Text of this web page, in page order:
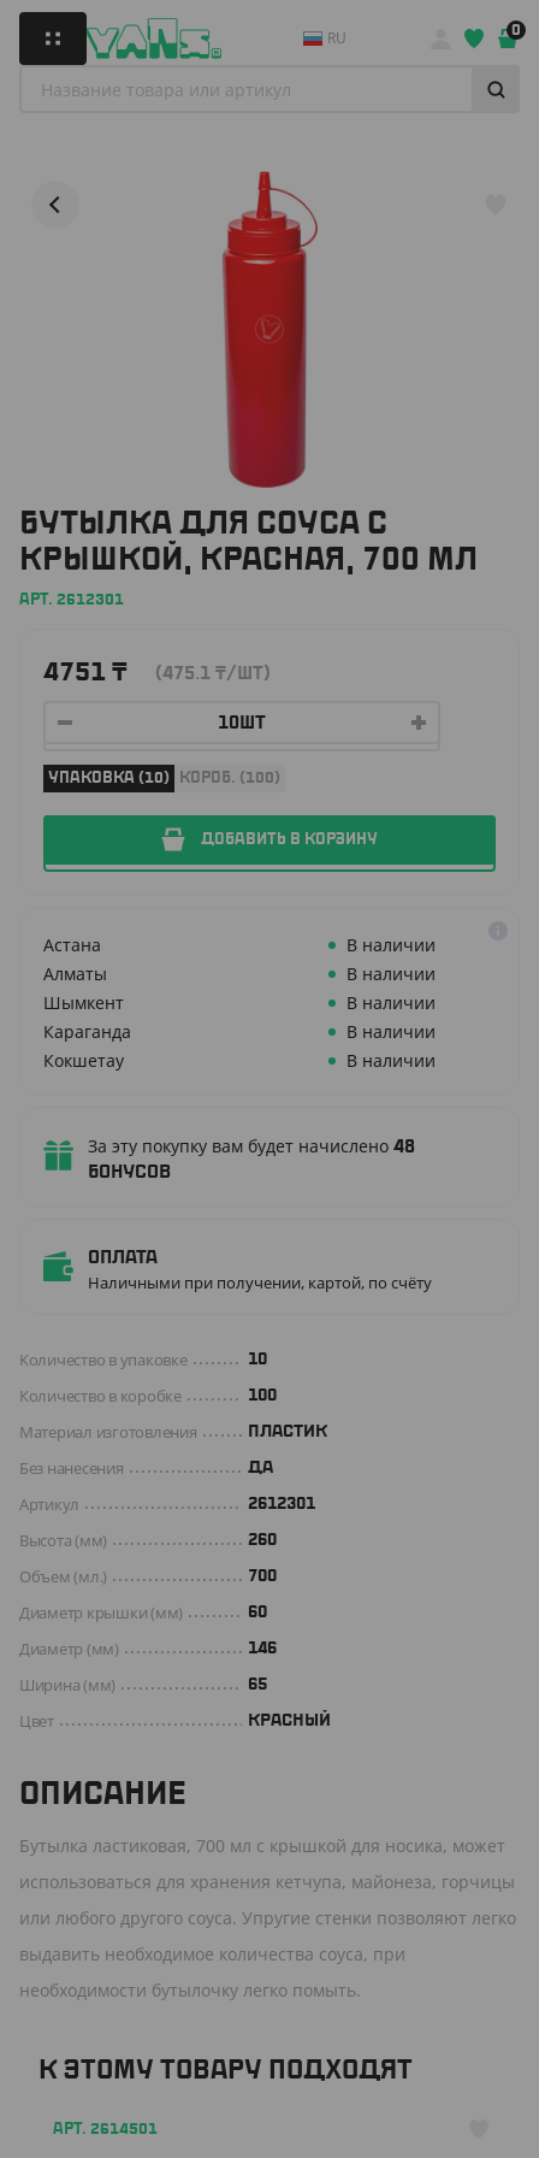
RU 0
БУТЫЛКА ДЛЯ СОУСА С
КРЫШКОЙ, КРАСНАЯ, 700 МЛ
АРТ. 2612301
4751 ₸ (475.1 ₸/ШТ)
УПАКОВКА (10) КОРОБ. (100)
ДОБАВИТЬ В КОРЗИНУ
Астана
В наличии
Алматы
В наличии
Шымкент
В наличии
Караганда
В наличии
Кокшетау
В наличии
За эту покупку вам будет начислено 48
бонусов
Оплата
Наличными при получении, картой, по счёту
Количество в упаковке 10
Количество в коробке 100
Материал изготовления ПЛАСТИК
Без нанесения ДА
Артикул 2612301
Высота (мм) 260
Объем (мл.) 700
Диаметр крышки (мм) 60
Диаметр (мм) 146
Ширина (мм) 65
Цвет КРАСНЫЙ
ОПИСАНИЕ
Бутылка ластиковая, 700 мл с крышкой для носика, может
использоваться для хранения кетчупа, майонеза, горчицы
или любого другого соуса. Упругие стенки позволяют легко
выдавить необходимое количества соуса, при
необходимости бутылочку легко помыть.
К ЭТОМУ ТОВАРУ ПОДХОДЯТ
АРТ. 2614501